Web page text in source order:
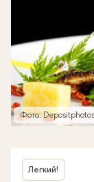
Фото: Depositphotos
Легкий!